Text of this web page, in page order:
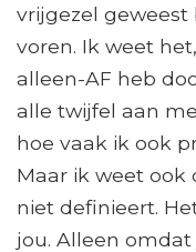
vrijgezel
voren. Ik weet
alleen-AF heb
alle twijfel aan
hoe vaak ik ook
Maar ik weet ook
niet definieert.
jou. Alleen